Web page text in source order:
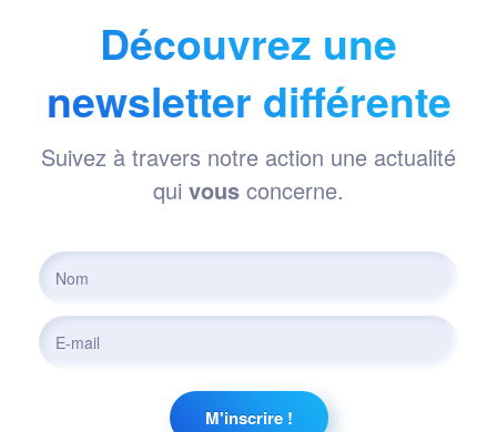
Découvrez une
newsletter différente
Suivez à travers notre action une actualité
qui vous concerne.